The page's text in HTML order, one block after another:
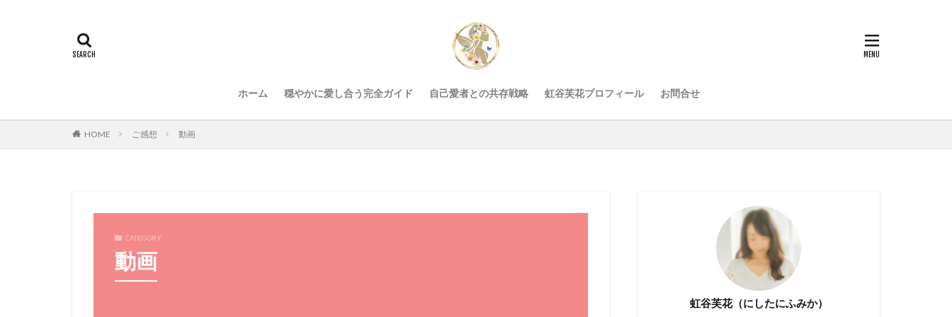
ホーム 穏やかに愛し合う完全ガイド 自己愛者との共存戦略 虹谷芙花プロフィール お問合せ
HOME ご感想 動画
CATEGORY
動画
虹谷芙花（にしたにふみか）